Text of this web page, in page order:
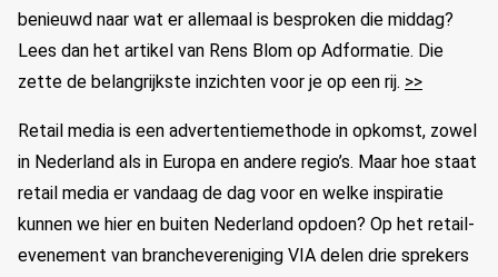
benieuwd naar wat er allemaal is besproken die middag?
Lees dan het artikel van Rens Blom op Adformatie. Die
zette de belangrijkste inzichten voor je op een rij. >>
Retail media is een advertentiemethode in opkomst, zowel
in Nederland als in Europa en andere regio’s. Maar hoe staat
retail media er vandaag de dag voor en welke inspiratie
kunnen we hier en buiten Nederland opdoen? Op het retail-
evenement van branchevereniging VIA delen drie sprekers